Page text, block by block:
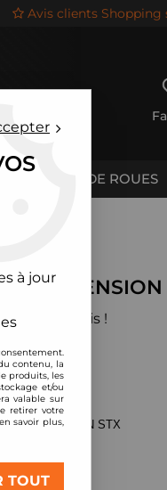
Avis clients Shopping
CALES DE ROUES
Adam
votre avis !
SUSPENSION STX
à jour
contenu, la
produits, les
et/ou
valable sur
retirer votre
savoir plus,
TOUT